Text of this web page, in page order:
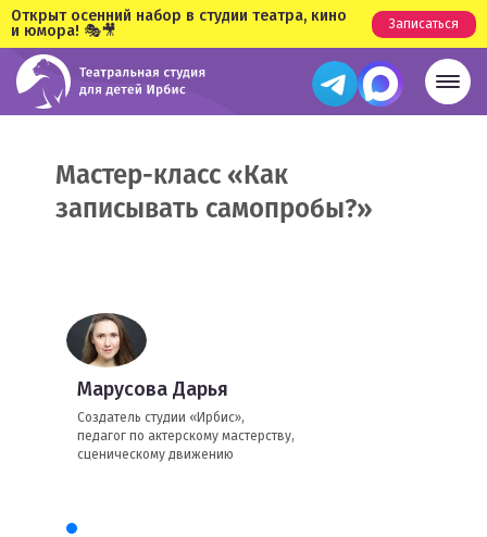
Открыт осенний набор в студии театра, кино
и юмора! 🎭🎥
Записаться
Мастер-класс «Как
записывать самопробы?»
Марусова Дарья
Создатель студии «Ирбис»,
педагог по актерскому мастерству,
сценическому движению